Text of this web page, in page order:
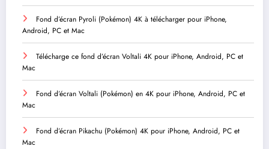
Fond d’écran Pyroli (Pokémon) 4K à télécharger pour iPhone,
Android, PC et Mac
Télécharge ce fond d’écran Voltali 4K pour iPhone, Android, PC et
Mac
Fond d’écran Voltali (Pokémon) en 4K pour iPhone, Android, PC et
Mac
Fond d’écran Pikachu (Pokémon) 4K pour iPhone, Android, PC et
Mac